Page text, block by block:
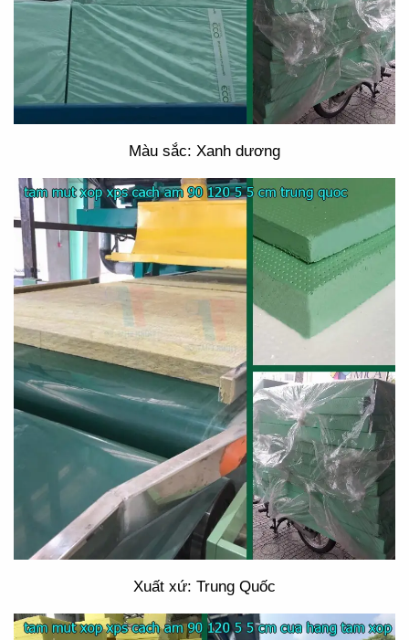
Màu sắc: Xanh dương
Xuất xứ: Trung Quốc